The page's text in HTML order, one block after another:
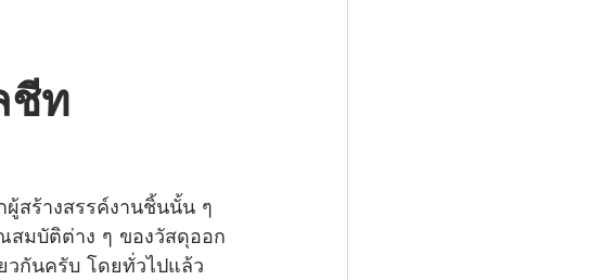
ชีท
ผู้สร้างสรรค์งานชิ้นนั้น ๆ
สมบัติต่าง ๆ ของวัสดุออก
วกันครับ โดยทั่วไปแล้ว